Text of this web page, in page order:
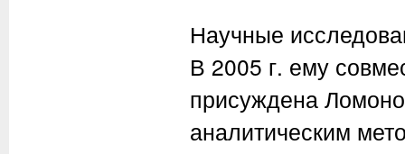
Научные
В 2005 г. ему
присуждена
аналитическим